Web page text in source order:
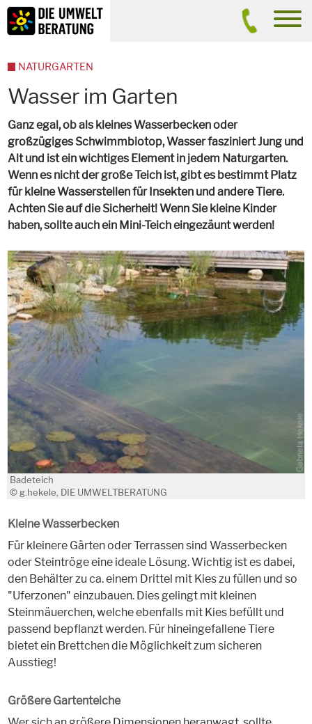
Inhalt
Suche
Wasser im Garten
Ganz egal, ob als kleines Wasserbecken oder
großzügiges Schwimmbiotop, Wasser fasziniert Jung und
Alt und ist ein wichtiges Element in jedem Naturgarten.
Wenn es nicht der große Teich ist, gibt es bestimmt Platz
für kleine Wasserstellen für Insekten und andere Tiere.
Achten Sie auf die Sicherheit! Wenn Sie kleine Kinder
haben, sollte auch ein Mini-Teich eingezäunt werden!
Badeteich
© g.hekele, DIE UMWELTBERATUNG
Kleine Wasserbecken
Für kleinere Gärten oder Terrassen sind Wasserbecken
oder Steintröge eine ideale Lösung. Wichtig ist es dabei,
den Behälter zu ca. einem Drittel mit Kies zu füllen und so
"Uferzonen" einzubauen. Dies gelingt mit kleinen
Steinmäuerchen, welche ebenfalls mit Kies befüllt und
passend bepflanzt werden. Für hineingefallene Tiere
bietet ein Brettchen die Möglichkeit zum sicheren
Ausstieg!
Größere Gartenteiche
NATURGARTEN